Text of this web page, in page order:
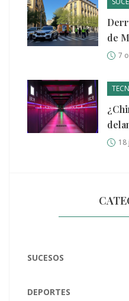
de
7
18
SUCESOS
DEPORTES